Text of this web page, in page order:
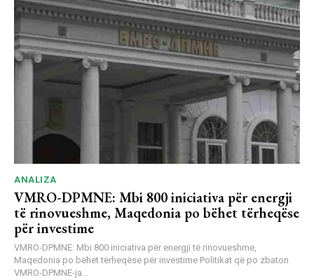
ANALIZA
VMRO-DPMNE: Mbi 800 iniciativa për energji
të rinovueshme, Maqedonia po bëhet tërheqëse
për investime
VMRO-DPMNE: Mbi 800 iniciativa për energji të rinovueshme,
Maqedonia po bëhet tërheqëse për investime Politikat që po zbaton
VMRO-DPMNE-ja...